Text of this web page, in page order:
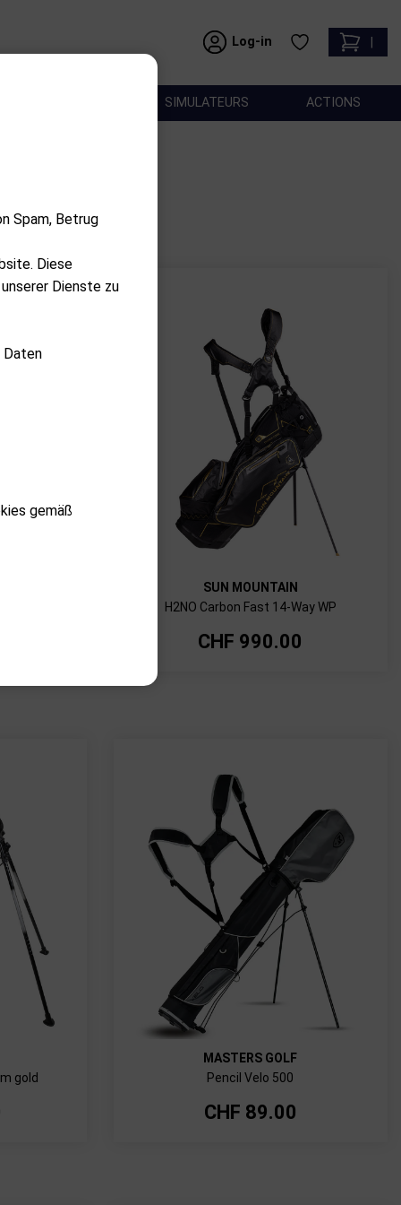
Log-in
SIMULATEURS ACTIONS
SUN MOUNTAIN
H2NO Carbon Fast 14-Way WP
CHF 990.00
gold
MASTERS GOLF
Pencil Velo 500
CHF 89.00
Spam, Betrug
Diese
Dienste zu
Daten
gemäß